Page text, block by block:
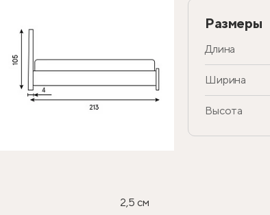
Размеры
Длина
Ширина
Высота
2,5 см